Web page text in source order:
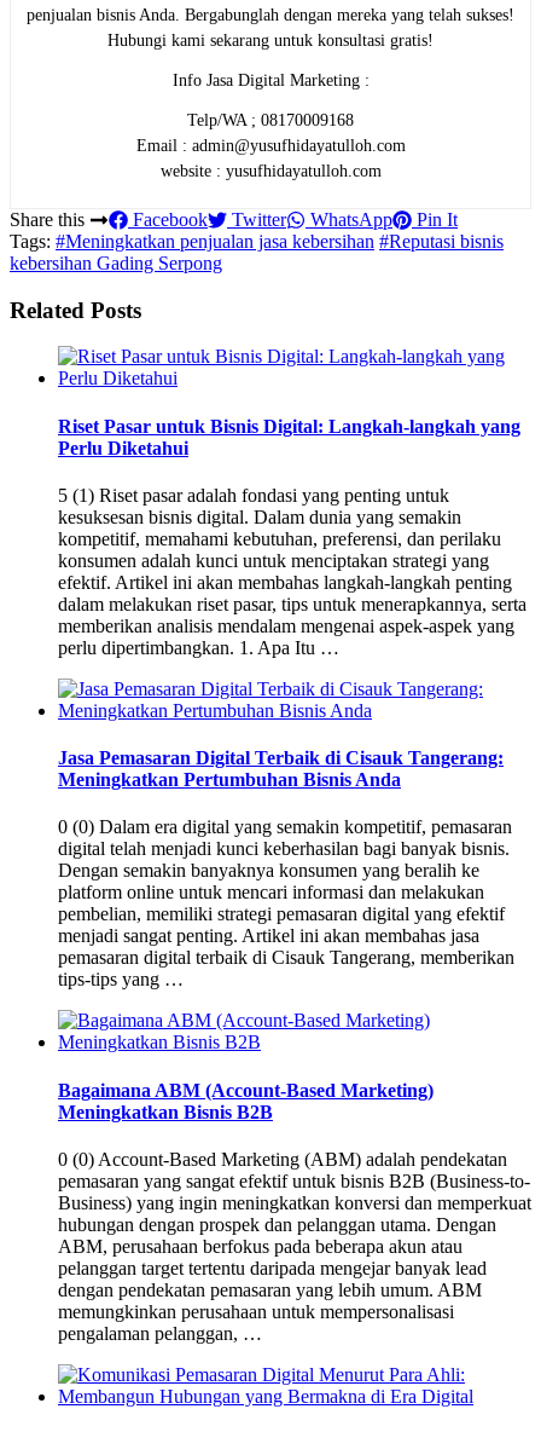
penjualan bisnis Anda. Bergabunglah dengan mereka yang telah sukses!
Hubungi kami sekarang untuk konsultasi gratis!
Info Jasa Digital Marketing :
Telp/WA ; 08170009168
Email : admin@yusufhidayatulloh.com
website : yusufhidayatulloh.com
Share this Facebook Twitter WhatsApp
Pin It
Tags: #Meningkatkan penjualan jasa kebersihan #Reputasi bisnis
kebersihan Gading Serpong
Related Posts
Riset Pasar untuk Bisnis Digital: Langkah-langkah yang
Perlu Diketahui
5 (1) Riset pasar adalah fondasi yang penting untuk
kesuksesan bisnis digital. Dalam dunia yang semakin
kompetitif, memahami kebutuhan, preferensi, dan perilaku
konsumen adalah kunci untuk menciptakan strategi yang
efektif. Artikel ini akan membahas langkah-langkah penting
dalam melakukan riset pasar, tips untuk menerapkannya, serta
memberikan analisis mendalam mengenai aspek-aspek yang
perlu dipertimbangkan. 1. Apa Itu …
Jasa Pemasaran Digital Terbaik di Cisauk Tangerang:
Meningkatkan Pertumbuhan Bisnis Anda
0 (0) Dalam era digital yang semakin kompetitif, pemasaran
digital telah menjadi kunci keberhasilan bagi banyak bisnis.
Dengan semakin banyaknya konsumen yang beralih ke
platform online untuk mencari informasi dan melakukan
pembelian, memiliki strategi pemasaran digital yang efektif
menjadi sangat penting. Artikel ini akan membahas jasa
pemasaran digital terbaik di Cisauk Tangerang, memberikan
tips-tips yang …
Bagaimana ABM (Account-Based Marketing)
Meningkatkan Bisnis B2B
0 (0) Account-Based Marketing (ABM) adalah pendekatan
pemasaran yang sangat efektif untuk bisnis B2B (Business-to-
Business) yang ingin meningkatkan konversi dan memperkuat
hubungan dengan prospek dan pelanggan utama. Dengan
ABM, perusahaan berfokus pada beberapa akun atau
pelanggan target tertentu daripada mengejar banyak lead
dengan pendekatan pemasaran yang lebih umum. ABM
memungkinkan perusahaan untuk mempersonalisasi
pengalaman pelanggan, …